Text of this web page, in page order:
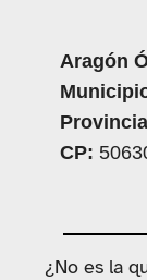
Aragón
CP:
¿No es la